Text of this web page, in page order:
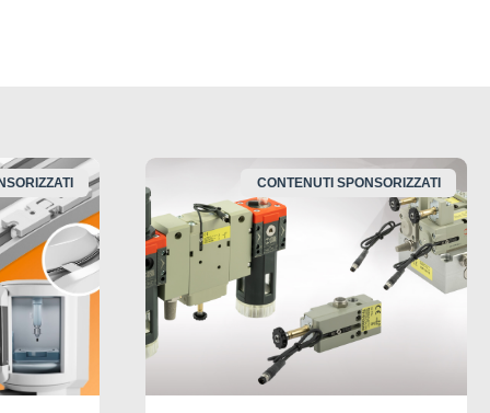
CONTENUTI SPONSORIZZATI